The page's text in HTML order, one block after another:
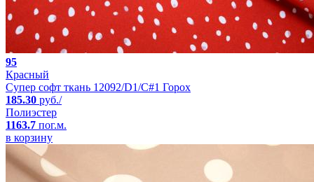
95
Красный
Супер софт ткань 12092/D1/C#1 Горох
185.30 руб./
Полиэстер
1163.7 пог.м.
в корзину